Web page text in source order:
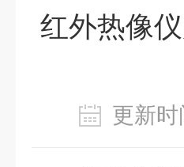
红外热像
更新